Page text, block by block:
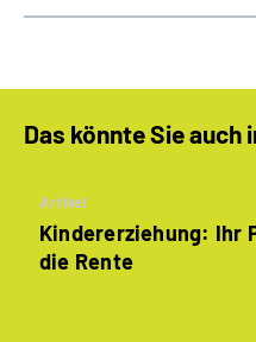
Das könnte Sie auch
Artikel
Kindererziehung: Ihr
die Rente